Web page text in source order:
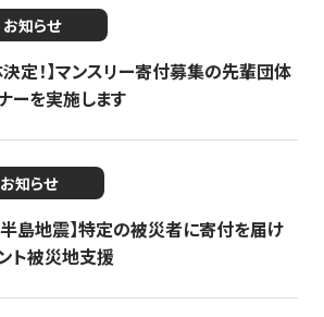
お知らせ
定！】マンスリー寄付募集の先輩団体
ーを実施します
お知らせ
島地震】特定の被災者に寄付を届け
ト被災地支援